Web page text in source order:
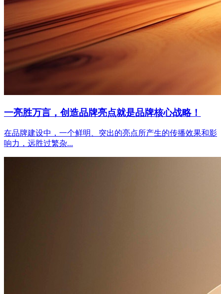
一亮胜万言，创造品牌亮点就是品牌核心战略！
在品牌建设中，一个鲜明、突出的亮点所产生的传播效果和影
响力，远胜过繁杂...